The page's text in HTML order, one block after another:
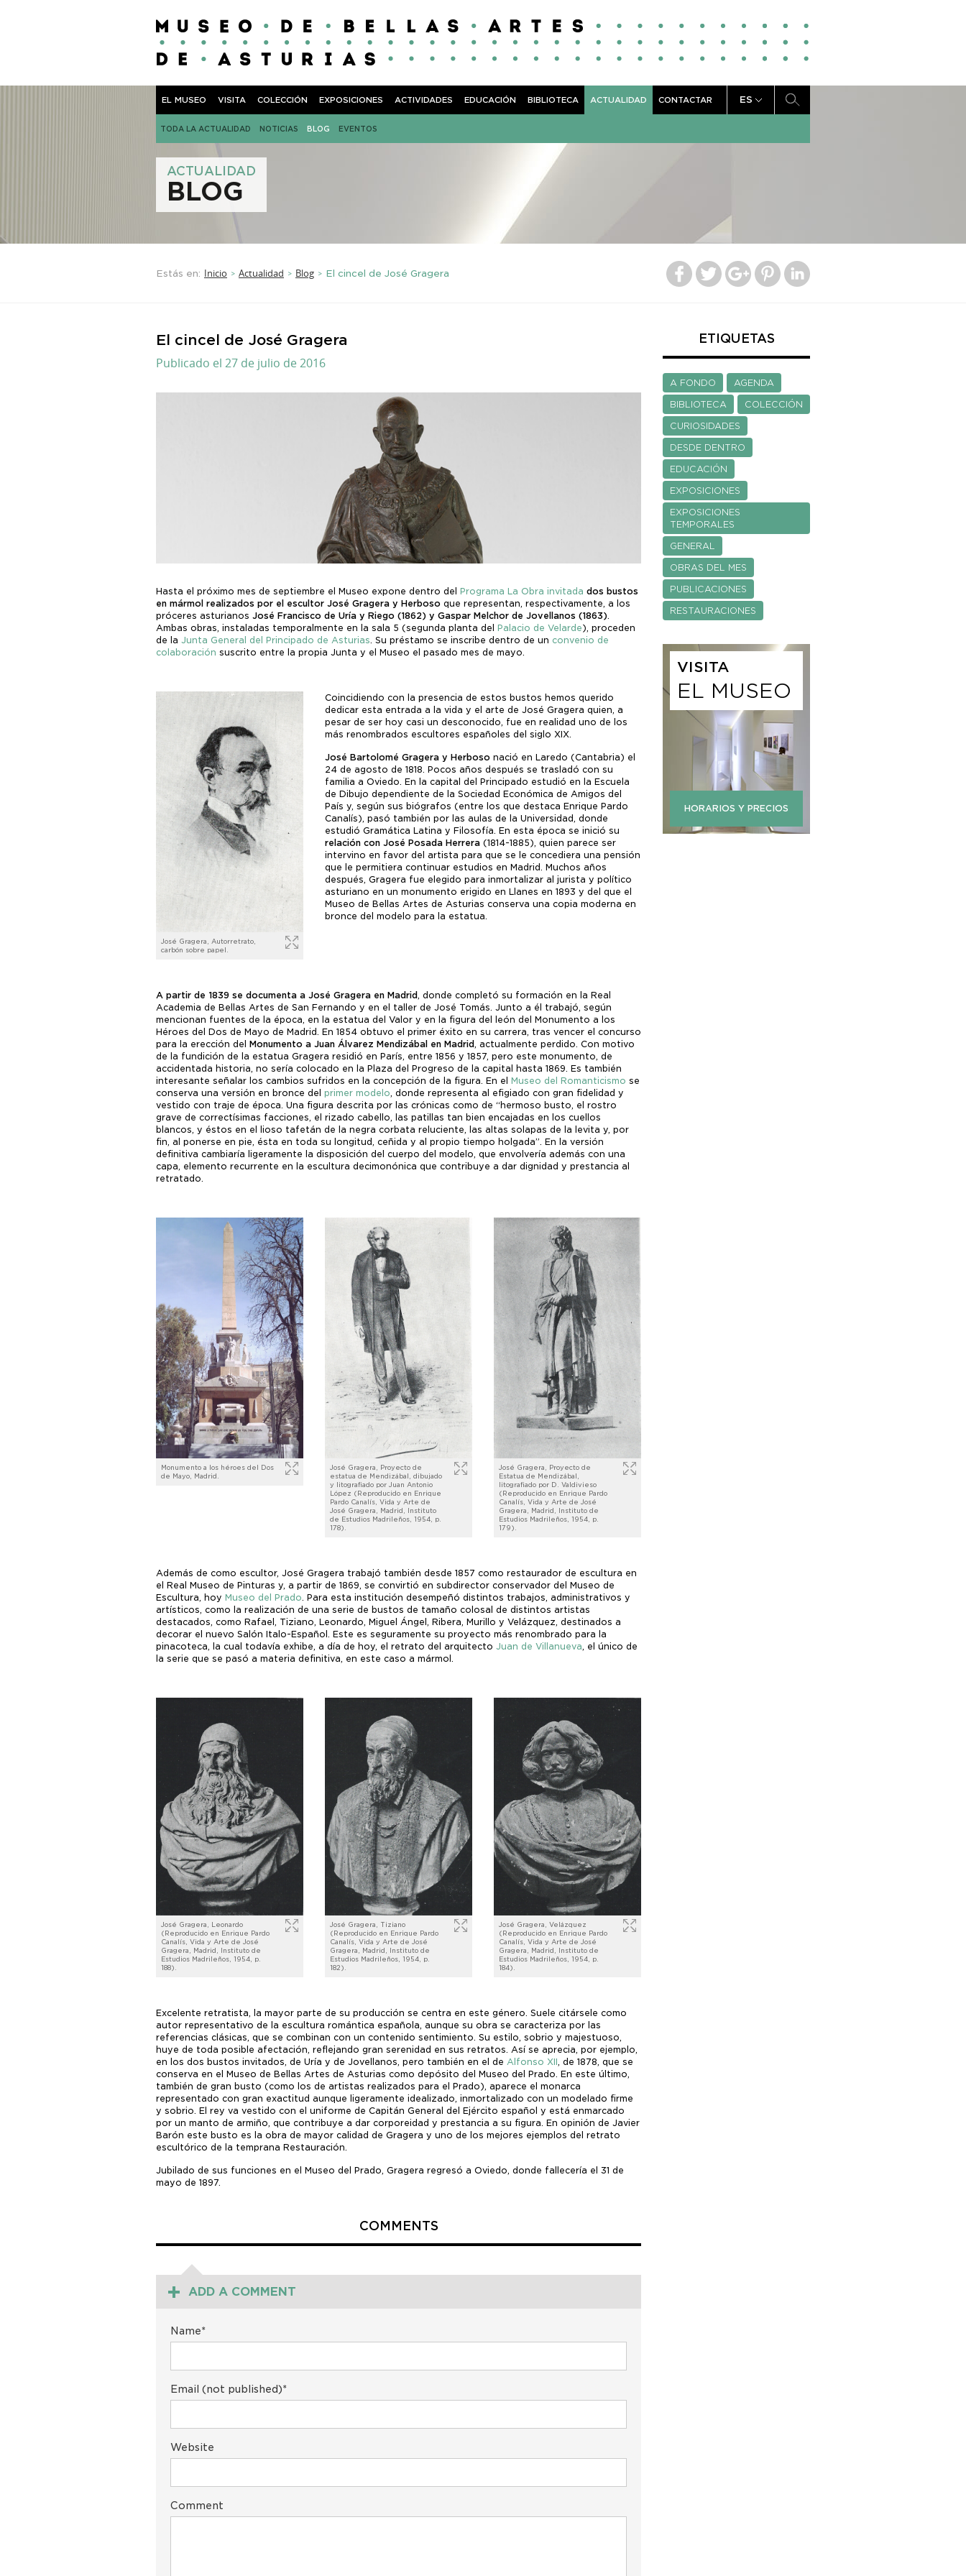
EL MUSEO VISITA COLECCIÓN EXPOSICIONES ACTIVIDADES EDUCACIÓN BIBLIOTECA ACTUALIDAD CONTACTAR ES
TODA LA ACTUALIDAD NOTICIAS BLOG EVENTOS
ACTUALIDAD
BLOG
Estás en: Inicio > Actualidad > Blog > El cincel de José Gragera
El cincel de José Gragera
Publicado el 27 de julio de 2016
Hasta el próximo mes de septiembre el Museo expone dentro del Programa La Obra invitada dos bustos
en mármol realizados por el escultor José Gragera y Herboso que representan, respectivamente, a los
próceres asturianos José Francisco de Uría y Riego (1862) y Gaspar Melchor de Jovellanos (1863).
Ambas obras, instaladas temporalmente en la sala 5 (segunda planta del Palacio de Velarde), proceden
de la Junta General del Principado de Asturias. Su préstamo se inscribe dentro de un convenio de
colaboración suscrito entre la propia Junta y el Museo el pasado mes de mayo.
José Gragera, Autorretrato,
carbón sobre papel.
Coincidiendo con la presencia de estos bustos hemos querido
dedicar esta entrada a la vida y el arte de José Gragera quien, a
pesar de ser hoy casi un desconocido, fue en realidad uno de los
más renombrados escultores españoles del siglo XIX.
José Bartolomé Gragera y Herboso nació en Laredo (Cantabria) el
24 de agosto de 1818. Pocos años después se trasladó con su
familia a Oviedo. En la capital del Principado estudió en la Escuela
de Dibujo dependiente de la Sociedad Económica de Amigos del
País y, según sus biógrafos (entre los que destaca Enrique Pardo
Canalís), pasó también por las aulas de la Universidad, donde
estudió Gramática Latina y Filosofía. En esta época se inició su
relación con José Posada Herrera (1814-1885), quien parece ser
intervino en favor del artista para que se le concediera una pensión
que le permitiera continuar estudios en Madrid. Muchos años
después, Gragera fue elegido para inmortalizar al jurista y político
asturiano en un monumento erigido en Llanes en 1893 y del que el
Museo de Bellas Artes de Asturias conserva una copia moderna en
bronce del modelo para la estatua.
A partir de 1839 se documenta a José Gragera en Madrid, donde completó su formación en la Real
Academia de Bellas Artes de San Fernando y en el taller de José Tomás. Junto a él trabajó, según
mencionan fuentes de la época, en la estatua del Valor y en la figura del león del Monumento a los
Héroes del Dos de Mayo de Madrid. En 1854 obtuvo el primer éxito en su carrera, tras vencer el concurso
para la erección del Monumento a Juan Álvarez Mendizábal en Madrid, actualmente perdido. Con motivo
de la fundición de la estatua Gragera residió en París, entre 1856 y 1857, pero este monumento, de
accidentada historia, no sería colocado en la Plaza del Progreso de la capital hasta 1869. Es también
interesante señalar los cambios sufridos en la concepción de la figura. En el Museo del Romanticismo se
conserva una versión en bronce del primer modelo, donde representa al efigiado con gran fidelidad y
vestido con traje de época. Una figura descrita por las crónicas como de “hermoso busto, el rostro
grave de correctísimas facciones, el rizado cabello, las patillas tan bien encajadas en los cuellos
blancos, y éstos en el lioso tafetán de la negra corbata reluciente, las altas solapas de la levita y, por
fin, al ponerse en pie, ésta en toda su longitud, ceñida y al propio tiempo holgada”. En la versión
definitiva cambiaría ligeramente la disposición del cuerpo del modelo, que envolvería además con una
capa, elemento recurrente en la escultura decimonónica que contribuye a dar dignidad y prestancia al
retratado.
Monumento a los héroes del Dos
de Mayo, Madrid.
José Gragera, Proyecto de
estatua de Mendizábal, dibujado
y litografiado por Juan Antonio
López (Reproducido en Enrique
Pardo Canalís, Vida y Arte de
José Gragera, Madrid, Instituto
de Estudios Madrileños, 1954, p.
178).
José Gragera, Proyecto de
Estatua de Mendizábal,
litografiado por D. Valdivieso
(Reproducido en Enrique Pardo
Canalís, Vida y Arte de José
Gragera, Madrid, Instituto de
Estudios Madrileños, 1954, p.
179).
Además de como escultor, José Gragera trabajó también desde 1857 como restaurador de escultura en
el Real Museo de Pinturas y, a partir de 1869, se convirtió en subdirector conservador del Museo de
Escultura, hoy Museo del Prado. Para esta institución desempeñó distintos trabajos, administrativos y
artísticos, como la realización de una serie de bustos de tamaño colosal de distintos artistas
destacados, como Rafael, Tiziano, Leonardo, Miguel Ángel, Ribera, Murillo y Velázquez, destinados a
decorar el nuevo Salón Italo-Español. Este es seguramente su proyecto más renombrado para la
pinacoteca, la cual todavía exhibe, a día de hoy, el retrato del arquitecto Juan de Villanueva, el único de
la serie que se pasó a materia definitiva, en este caso a mármol.
José Gragera, Leonardo
(Reproducido en Enrique Pardo
Canalís, Vida y Arte de José
Gragera, Madrid, Instituto de
Estudios Madrileños, 1954, p.
188).
José Gragera, Tiziano
(Reproducido en Enrique Pardo
Canalís, Vida y Arte de José
Gragera, Madrid, Instituto de
Estudios Madrileños, 1954, p.
182).
José Gragera, Velázquez
(Reproducido en Enrique Pardo
Canalís, Vida y Arte de José
Gragera, Madrid, Instituto de
Estudios Madrileños, 1954, p.
184).
Excelente retratista, la mayor parte de su producción se centra en este género. Suele citársele como
autor representativo de la escultura romántica española, aunque su obra se caracteriza por las
referencias clásicas, que se combinan con un contenido sentimiento. Su estilo, sobrio y majestuoso,
huye de toda posible afectación, reflejando gran serenidad en sus retratos. Así se aprecia, por ejemplo,
en los dos bustos invitados, de Uría y de Jovellanos, pero también en el de Alfonso XII, de 1878, que se
conserva en el Museo de Bellas Artes de Asturias como depósito del Museo del Prado. En este último,
también de gran busto (como los de artistas realizados para el Prado), aparece el monarca
representado con gran exactitud aunque ligeramente idealizado, inmortalizado con un modelado firme
y sobrio. El rey va vestido con el uniforme de Capitán General del Ejército español y está enmarcado
por un manto de armiño, que contribuye a dar corporeidad y prestancia a su figura. En opinión de Javier
Barón este busto es la obra de mayor calidad de Gragera y uno de los mejores ejemplos del retrato
escultórico de la temprana Restauración.
Jubilado de sus funciones en el Museo del Prado, Gragera regresó a Oviedo, donde fallecería el 31 de
mayo de 1897.
COMMENTS
ADD A COMMENT
Name*
Email (not published)*
Website
Comment
ETIQUETAS
A FONDO
AGENDA
BIBLIOTECA
COLECCIÓN
CURIOSIDADES
DESDE DENTRO
EDUCACIÓN
EXPOSICIONES
EXPOSICIONES
TEMPORALES
GENERAL
OBRAS DEL MES
PUBLICACIONES
RESTAURACIONES
VISITA
EL MUSEO
HORARIOS Y PRECIOS